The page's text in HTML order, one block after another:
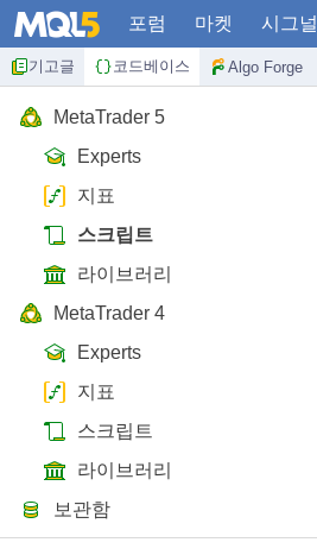
포럼 마켓 시그널
기고글 코드베이스 Algo Forge
MetaTrader 5
Experts
지표
스크립트
라이브러리
MetaTrader 4
Experts
지표
스크립트
라이브러리
보관함